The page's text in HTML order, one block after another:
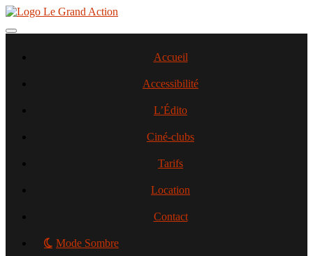
Aller
contenu
Toggle navigation
Accueil
Accessibilité
L’Édito
Ciné-clubs
Tarifs
Location
Contact
Mode Sombre